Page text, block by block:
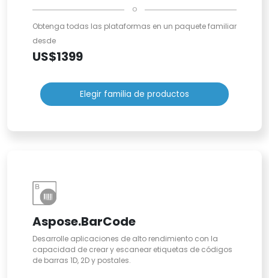
o
Obtenga todas las plataformas en un paquete familiar
desde
US$1399
Elegir familia de productos
Aspose.BarCode
Desarrolle aplicaciones de alto rendimiento con la
capacidad de crear y escanear etiquetas de códigos
de barras 1D, 2D y postales.